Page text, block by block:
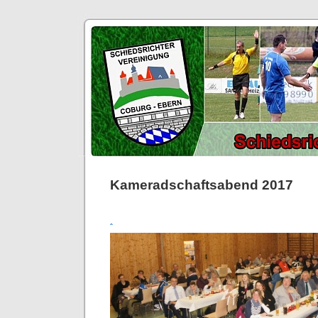
Kameradschaftsabend 2017
ˆ